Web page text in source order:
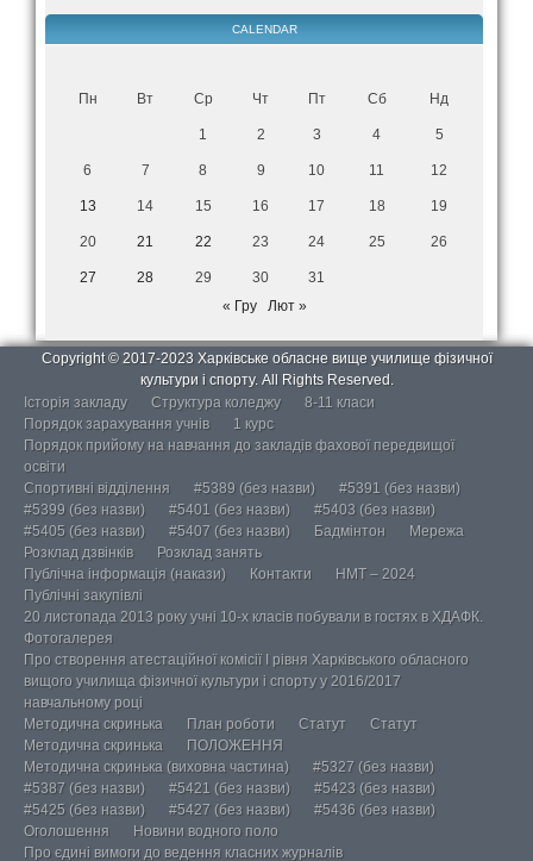
CALENDAR
Пн Вт Ср Чт Пт Сб Нд
1 2 3 4 5
6 7 8 9 10 11 12
13 14 15 16 17 18 19
20 21 22 23 24 25 26
27 28 29 30
31
« Гру
Лют »
Copyright © 2017-2023 Харківське обласне вище училище фізичної
культури і спорту. All Rights Reserved.
Історія закладу
Структура коледжу
8-11 класи
Порядок зарахування учнів
1 курс
Порядок прийому на навчання до закладів фахової передвищої
освіти
Спортивні відділення
#5389 (без назви)
#5391 (без назви)
#5399 (без назви)
#5401 (без назви)
#5403 (без назви)
#5405 (без назви)
#5407 (без назви) Бадмінтон
Мережа
Розклад дзвінків
Розклад занять
Публічна інформація (накази)
Контакти
НМТ – 2024
Публічні закупівлі
20 листопада 2013 року учні 10-х класів побували в гостях в ХДАФК.
Фотогалерея
Про створення атестаційної комісії І рівня Харківського обласного
вищого училища фізичної культури і спорту у 2016/2017
навчальному році
Методична скринька
План роботи Статут
Статут
Методична скринька
ПОЛОЖЕННЯ
Методична скринька (виховна частина)
#5327 (без назви)
#5387 (без назви)
#5421 (без назви)
#5423 (без назви)
#5425 (без назви)
#5427 (без назви)
#5436 (без назви)
Оголошення
Новини водного поло
Про єдині вимоги до ведення класних журналів